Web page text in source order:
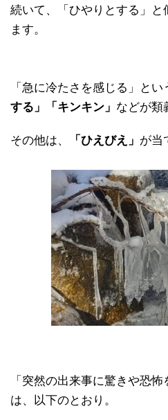
続いて、「ひやりとする」と
ます。
「急に冷たさを感じる」とい
する」「キンキン」 などが類
その他は、 「ひえびえ」 が当
「突然の出来事に驚きや恐
は、以下のとおり。